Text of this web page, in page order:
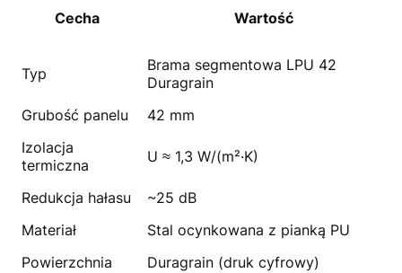
Cecha Wartość
Typ
Brama segmentowa LPU 42
Duragrain
Grubość panelu
42 mm
Izolacja
termiczna
U ≈ 1,3 W/(m²·K)
Redukcja hałasu
~25 dB
Materiał
Stal ocynkowana z pianką PU
Powierzchnia
Duragrain (druk cyfrowy)